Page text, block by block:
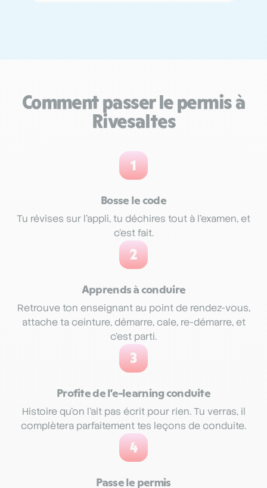
Comment passer le permis à
Rivesaltes
1
Bosse le code
Tu révises sur l’appli, tu déchires tout à l’examen, et
c’est fait.
2
Apprends à conduire
Retrouve ton enseignant au point de rendez-vous,
attache ta ceinture, démarre, cale, re-démarre, et
c’est parti.
3
Profite de l’e-learning conduite
Histoire qu’on l’ait pas écrit pour rien. Tu verras, il
complètera parfaitement tes leçons de conduite.
4
Passe le permis